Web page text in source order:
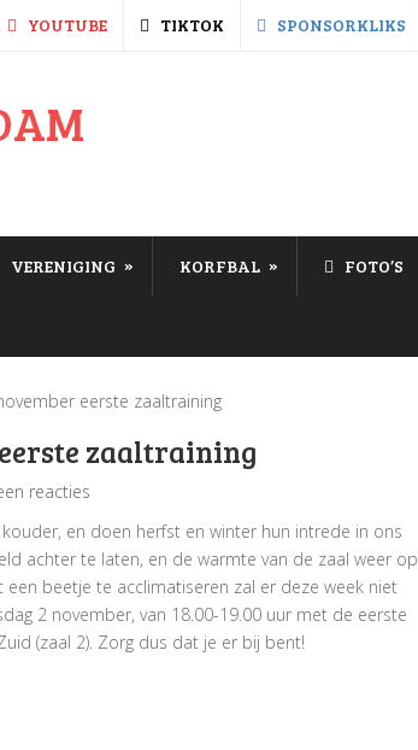
YOUTUBE TIKTOK SPONSORKLIKS
VERENIGING » KORFBAL » FOTO’S
eerste zaaltraining
zaaltraining
reacties
en doen herfst en winter hun intrede in ons
achter te laten, en de warmte van de zaal weer op
een beetje te acclimatiseren zal er deze week niet
2 november, van 18.00-19.00 uur met de eerste
(zaal 2). Zorg dus dat je er bij bent!